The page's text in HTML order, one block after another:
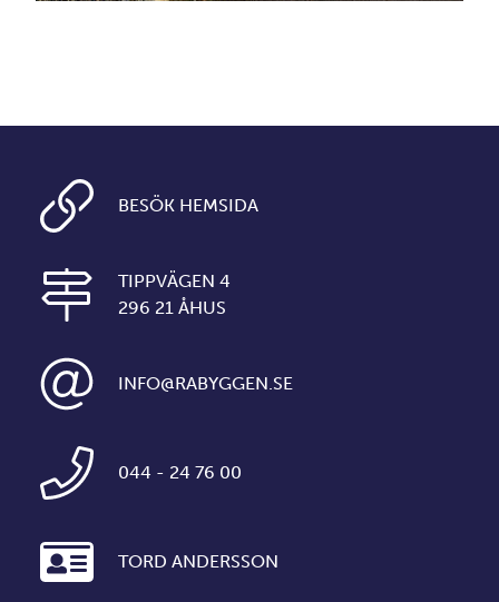
BESÖK HEMSIDA
TIPPVÄGEN 4
296 21 ÅHUS
INFO@RABYGGEN.SE
044 - 24 76 00
TORD ANDERSSON